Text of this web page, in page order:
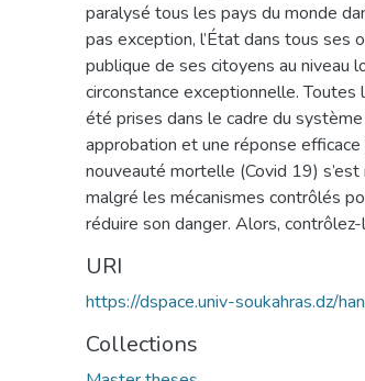
paralysé tous les pays du monde
pas exception, l’État dans tous ses
publique de ses citoyens au niveau
circonstance exceptionnelle.
été prises dans le cadre du
approbation et une réponse
nouveauté mortelle (Covid 19)
malgré les mécanismes contrôlés
réduire son danger. Alors, contrôlez-
URI
https://dspace.univ-soukahras.dz/
Collections